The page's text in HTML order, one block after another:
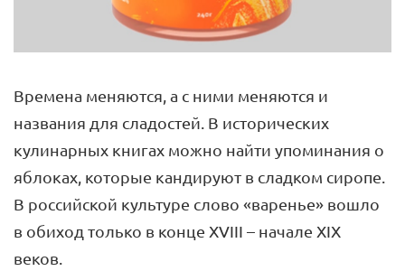
Времена меняются, а с ними меняются и
названия для сладостей. В исторических
кулинарных книгах можно найти упоминания о
яблоках, которые кандируют в сладком сиропе.
В российской культуре слово «варенье» вошло
в обиход только в конце XVIII – начале XIX
веков.